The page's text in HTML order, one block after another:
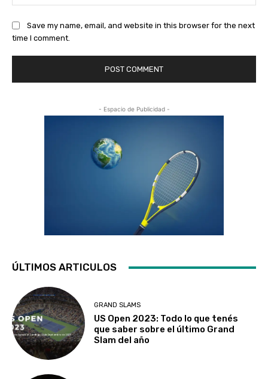
Save my name, email, and website in this browser for the next
time I comment.
- Espacio de Publicidad -
ÚLTIMOS ARTICULOS
GRAND SLAMS
US Open 2023: Todo lo que tenés
que saber sobre el último Grand
Slam del año